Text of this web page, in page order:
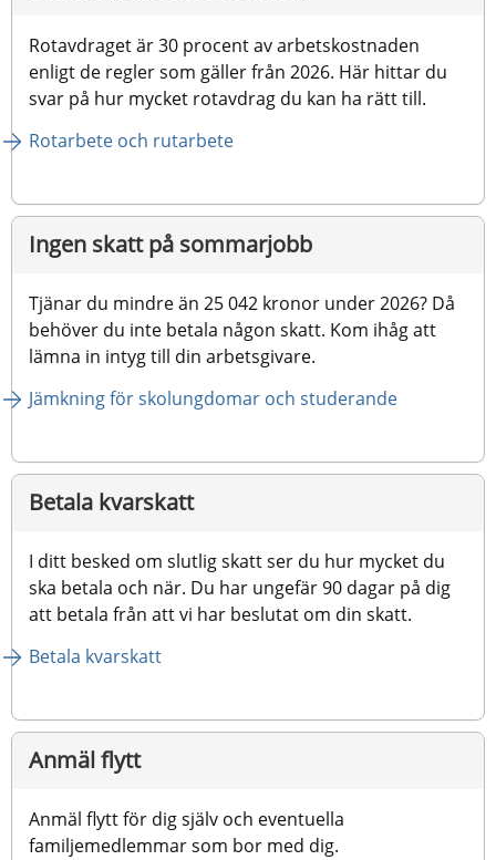
Rotavdraget är 30 procent av arbetskostnaden
enligt de regler som gäller från 2026. Här hittar du
svar på hur mycket rotavdrag du kan ha rätt till.​
Rotarbete och rutarbete
Ingen skatt på sommarjobb
Tjänar du mindre än 25 042 kronor under 2026? Då
behöver du inte betala någon skatt. Kom ihåg att
lämna in intyg till din arbetsgivare.
Jämkning för skolungdomar och studerande
Betala kvarskatt
I ditt besked om slutlig skatt ser du hur mycket du
ska betala och när. Du har ungefär 90 dagar på dig
att betala från att vi har beslutat om din skatt.
Betala kvarskatt
Anmäl flytt
Anmäl flytt för dig själv och eventuella
familjemedlemmar som bor med dig.